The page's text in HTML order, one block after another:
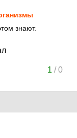
знают.
1 /0